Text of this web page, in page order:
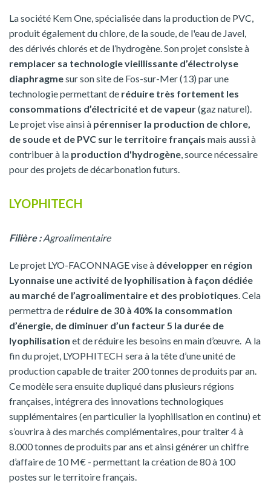
La société Kem One, spécialisée dans la production de PVC,
produit également du chlore, de la soude, de l'eau de Javel,
des dérivés chlorés et de l’hydrogène. Son projet consiste à
remplacer sa technologie vieillissante d’électrolyse
diaphragmesur son site de Fos-sur-Mer (13) par une
technologie permettant de réduire très fortement les
consommations d’électricité et de vapeur(gaz naturel).
Le projet vise ainsi à pérenniser la production de chlore,
de soude et de PVC sur le territoire français mais aussi à
contribuer à la production d'hydrogène, source nécessaire
pour des projets de décarbonation futurs.
LYOPHITECH
Filière :Agroalimentaire
Le projet LYO-FACONNAGE vise à développer en région
Lyonnaise une activité de lyophilisation à façon dédiée
au marché de l’agroalimentaire et des probiotiques. Cela
permettra de réduire de 30 à 40% la consommation
d’énergie, de diminuer d’un facteur 5 la durée de
lyophilisation et de réduire les besoins en main d’œuvre. A la
fin du projet, LYOPHITECH sera à la tête d’une unité de
production capable de traiter 200 tonnes de produits par an.
Ce modèle sera ensuite dupliqué dans plusieurs régions
françaises, intégrera des innovations technologiques
supplémentaires (en particulier la lyophilisation en continu) et
s’ouvrira à des marchés complémentaires, pour traiter 4 à
8.000 tonnes de produits par ans et ainsi générer un chiffre
d’affaire de 10 M€ - permettant la création de 80 à 100
postes sur le territoire français.